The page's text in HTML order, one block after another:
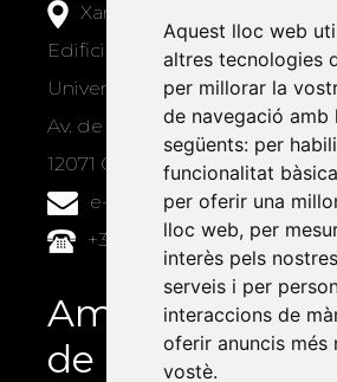
Aquest lloc web
altres tecnologies
per millorar la
de navegació amb
següents: per
funcionalitat
per oferir una
lloc web, per
interès pels
serveis i per
interaccions de
oferir anuncis més
vostè.
Xarxa Vives d'Universitats
Edifici Àgora
Universitat Jaume I, local 10
Av. de Vicent Sos Baynat, s/n
12071 Castelló de la Plana
e-buc@vives.org
+34 964 72 89 93
Amb el suport
de